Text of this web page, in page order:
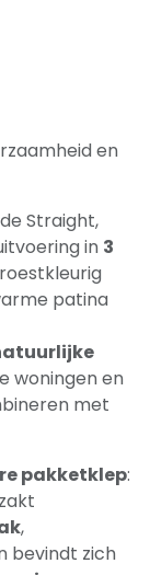
en
Straight,
in 3
patina
woningen en
met
pakketklep:
,
bevindt zich